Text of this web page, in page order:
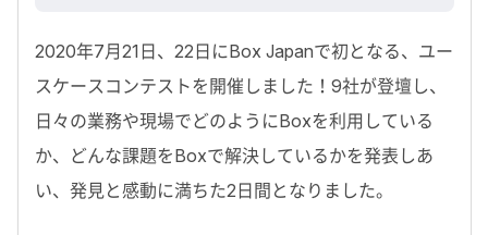
2020年7月21日、22日にBox Japanで初となる、ユー
スケースコンテストを開催しました！9社が登壇し、
日々の業務や現場でどのようにBoxを利用している
か、どんな課題をBoxで解決しているかを発表しあ
い、発見と感動に満ちた2日間となりました。